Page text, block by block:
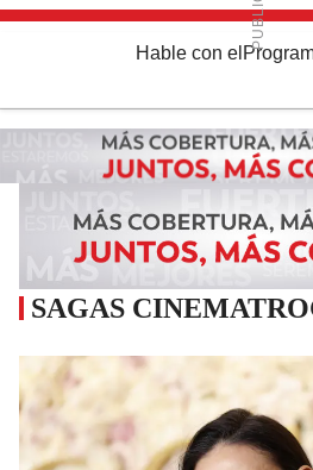
Hable con el
SAGAS